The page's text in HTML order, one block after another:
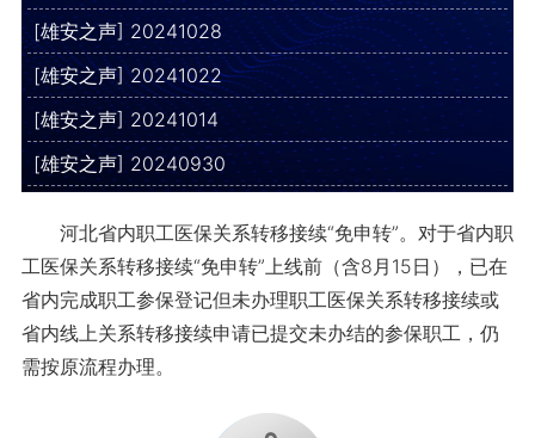
[雄安之声] 20241028
[雄安之声] 20241022
[雄安之声] 20241014
[雄安之声] 20240930
河北省内职工医保关系转移接续“免申转”。对于省内职
工医保关系转移接续“免申转”上线前（含8月15日），已在
省内完成职工参保登记但未办理职工医保关系转移接续或
省内线上关系转移接续申请已提交未办结的参保职工，仍
需按原流程办理。